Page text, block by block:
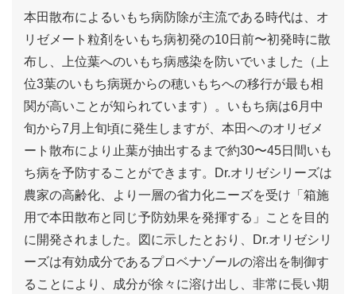
本田散布によるいもち病防除が主流である時代は、オ
リゼメート粒剤をいもち病初発の10日前〜初発時に散
布し、上位葉へのいもち病感染を防いでいました（上
位3葉のいもち病斑からの穂いもちへの移行が最も相
関が高いことが知られています）。いもち病は6月中
旬から7月上旬頃に発生しますが、本田へのオリゼメ
ート散布により止葉が抽出するまで約30〜45日間いも
ち病を予防することができます。Dr.オリゼシリーズは
農家の高齢化、より一層の省力化ニーズを受け「箱施
用で本田散布と同じ予防効果を発揮する」ことを目的
に開発されました。図に示したとおり、Dr.オリゼシリ
ーズは有効成分であるプロベナゾールの溶出を制御す
ることにより、成分が徐々に溶け出し、非常に長い期